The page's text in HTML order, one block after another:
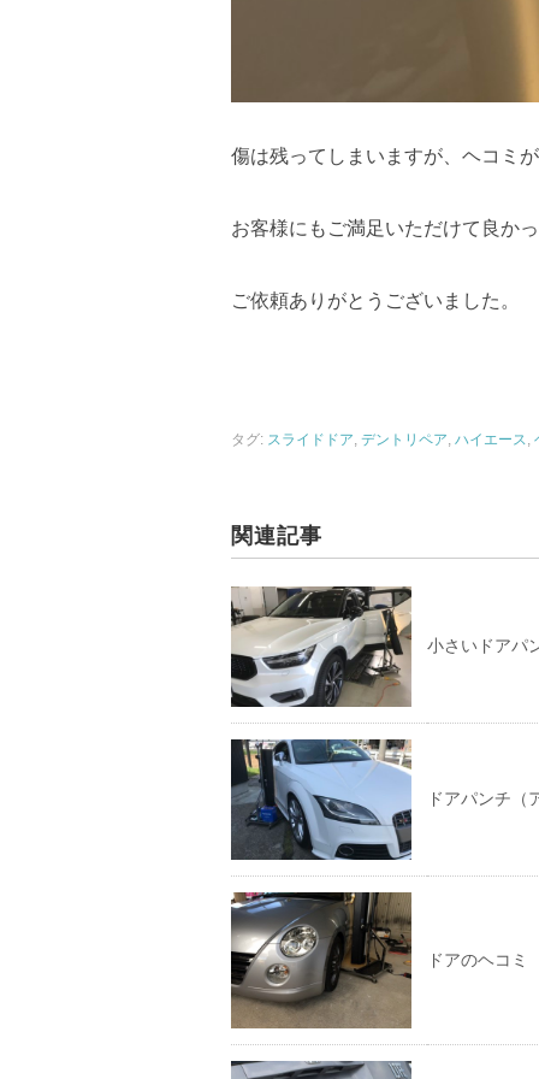
傷は残ってしまいますが、ヘコミ
お客様にもご満足いただけて良か
ご依頼ありがとうございました。
タグ: スライドドア, デントリペア, ハイエース,
関連記事
小さいドアパ
ドアパンチ（
ドアのヘコミ